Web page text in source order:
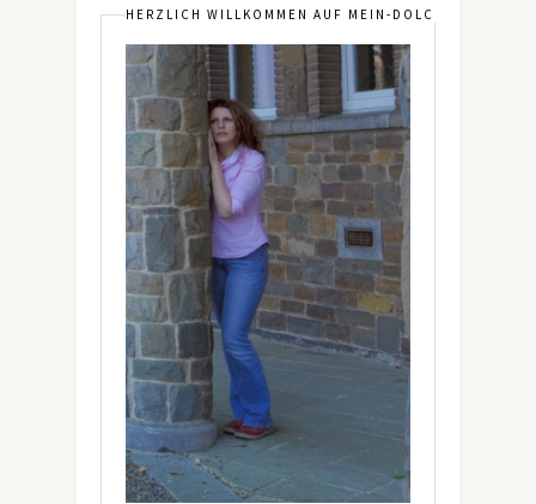
HERZLICH WILLKOMMEN AUF MEIN-DOLCEVITA.DE